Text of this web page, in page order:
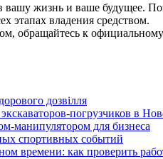
жизнь и ваше будущее.
этапах владения средством.
обращайтесь к
дозвілля
погрузчиков в
манипулятором для бизнеса
спортивных событий
времени: как проверить